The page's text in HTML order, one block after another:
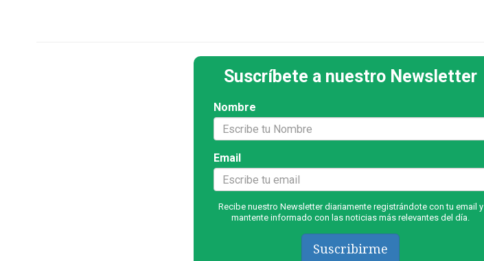
Suscríbete a nuestro Newsletter
Nombre
Email
Recibe nuestro Newsletter diariamente registrándote con tu email y
mantente informado con las noticias más relevantes del día.
Suscribirme